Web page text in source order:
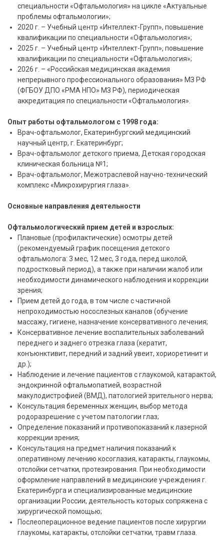
специальности «Офтальмология» на цикле «Актуальные
проблемы офтальмологии»;
2020 г. – Учебный центр «Интеллект-Групп», повышение
квалификации по специальности «Офтальмология»;
2025 г. – Учебный центр «Интеллект-Групп», повышение
квалификации по специальности «Офтальмология»;
2026 г. – «Российская медицинская академия
непрерывного профессионального образования» МЗ РФ
(ФГБОУ ДПО «РМА НПО» МЗ РФ), периодическая
аккредитация по специальности «Офтальмология».
Опыт работы офтальмологом с 1998 года:
Врач-офтальмолог, Екатеринбургский медицинский
научный центр, г. Екатеринбург;
Врач-офтальмолог детского приема, Детская городская
клиническая больница №1;
Врач-офтальмолог, Межотраслевой научно-технический
комплекс «Микрохирургия глаза».
Основные направления деятельности
Офтальмологический прием детей и взрослых:
Плановые (профилактические) осмотры детей
(рекомендуемый график посещения детского
офтальмолога: 3 мес, 12 мес, 3 года, перед школой,
подростковый период), а также при наличии жалоб или
необходимости динамического наблюдения и коррекции
зрения;
Прием детей до года, в том числе с частичной
непроходимостью носослезных каналов (обучение
массажу, гигиене, назначение консервативного лечения;
Консервативное лечение воспалительных заболеваний
переднего и заднего отрезка глаза (кератит,
конъюнктивит, передний и задний увеит, хориоретинит и
др.);
Наблюдение и лечение пациентов с глаукомой, катарактой,
эндокринной офтальмопатией, возрастной
макулодистрофией (ВМД), патологией зрительного нерва;
Консультация беременных женщин, выбор метода
родоразрешение с учетом патологии глаз;
Определение показаний и противопоказаний к лазерной
коррекции зрения;
Консультация на предмет наличия показаний к
оперативному лечению косоглазия, катаракты, глаукомы,
отслойки сетчатки, протезирования. При необходимости
оформление направлений в медицинские учреждения г.
Екатеринбурга и специализированные медицинские
организации России, деятельность которых сопряжена с
хирургической помощью;
Послеоперационное ведение пациентов после хирургии
глаукомы, катаракты, отслойки сетчатки, травм глаза.